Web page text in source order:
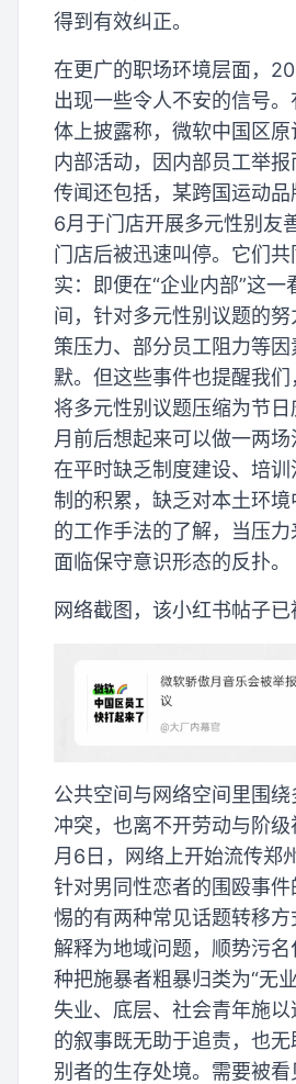
得到有效纠正。
在更广的职场环境层面，
出现一些令人不安的信号
体上披露称，微软中国区原
内部活动，因内部员工举
传闻还包括，某跨国运动
6月于门店开展多元性别友
门店后被迅速叫停。它们
实：即便在“企业内部”这一
间，针对多元性别议题的
策压力、部分员工阻力等
默。但这些事件也提醒我
将多元性别议题压缩为节
月前后想起来可以做一两场
在平时缺乏制度建设、培
制的积累，缺乏对本土环
的工作手法的了解，当压
面临保守意识形态的反扑。
网络截图，该小红书帖子已
公共空间与网络空间里围
冲突，也离不开劳动与阶
月6日，网络上开始流传郑
针对男同性恋者的围殴事
惕的有两种常见话题转移
解释为地域问题，顺势污
种把施暴者粗暴归类为“无
失业、底层、社会青年施
的叙事既无助于追责，也
别者的生存处境。需要被